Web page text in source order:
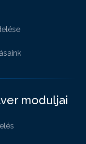
moduljai